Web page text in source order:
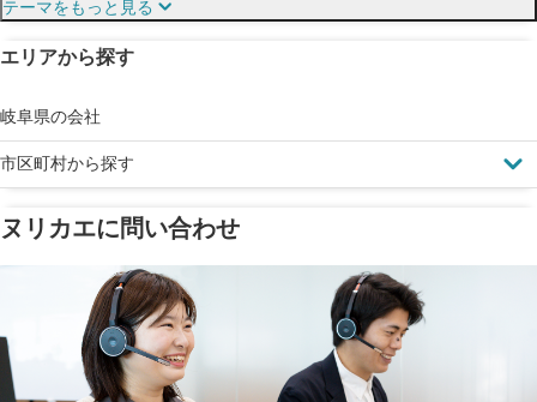
塗料の​品質を​保証
メーカー保証
見えにくい屋根も安心
ドローン診断
省エネ効果
断熱・遮熱塗料対応
テーマをもっと見る
エリアから探す
岐阜県の会社
市区町村から探す
ヌリカエに問い合わせ